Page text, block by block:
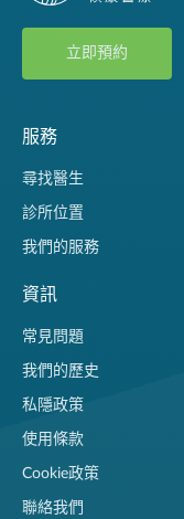
立即預約
服務
尋找醫生
診所位置
我們的服務
資訊
常見問題
我們的歷史
私隱政策
使用條款
Cookie政策
聯絡我們